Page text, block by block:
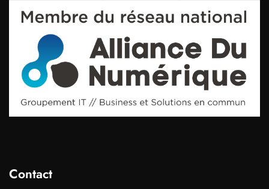
Contact